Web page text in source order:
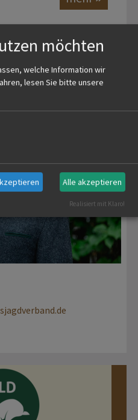
1 möchten
welche Information wir
lesen Sie bitte unsere
Alle akzeptieren
Realisiert mit Klaro!